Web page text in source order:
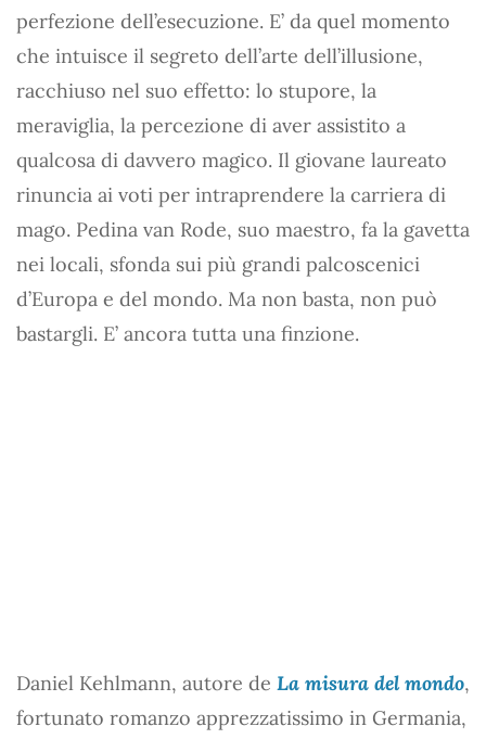
perfezione dell’esecuzione. E’ da quel momento
che intuisce il segreto dell’arte dell’illusione,
racchiuso nel suo effetto: lo stupore, la
meraviglia, la percezione di aver assistito a
qualcosa di davvero magico. Il giovane laureato
rinuncia ai voti per intraprendere la carriera di
mago. Pedina van Rode, suo maestro, fa la gavetta
nei locali, sfonda sui più grandi palcoscenici
d’Europa e del mondo. Ma non basta, non può
bastargli. E’ ancora tutta una finzione.
Daniel Kehlmann, autore de La misura del mondo,
fortunato romanzo apprezzatissimo in Germania,